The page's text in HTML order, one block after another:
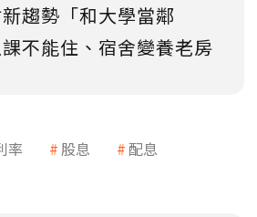
趨勢「和大學當鄰
不能住、宿舍變養老房
率 股息
配息